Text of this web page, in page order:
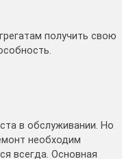
получить свою
в обслуживании. Но
необходим
всегда. Основная